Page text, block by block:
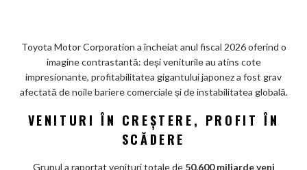
o
o
k
m
ar
ks
Toyota Motor Corporation a încheiat anul fiscal 2026 oferind o
imagine contrastantă: deși veniturile au atins cote
impresionante, profitabilitatea gigantului japonez a fost grav
afectată de noile bariere comerciale și de instabilitatea globală.
VENITURI ÎN CREȘTERE, PROFIT ÎN
SCĂDERE
Grupul a raportat venituri totale de 50.600 miliarde yeni